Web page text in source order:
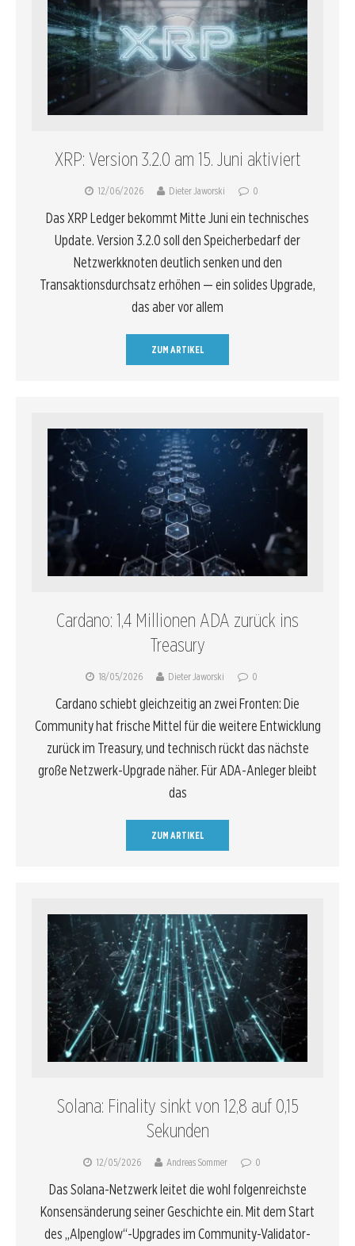
XRP: Version 3.2.0 am 15. Juni aktiviert
12/06/2026 Dieter Jaworski 0
Das XRP Ledger bekommt Mitte Juni ein technisches
Update. Version 3.2.0 soll den Speicherbedarf der
Netzwerkknoten deutlich senken und den
Transaktionsdurchsatz erhöhen — ein solides Upgrade,
das aber vor allem
ZUM ARTIKEL
Cardano: 1,4 Millionen ADA zurück ins
Treasury
18/05/2026 Dieter Jaworski 0
Cardano schiebt gleichzeitig an zwei Fronten: Die
Community hat frische Mittel für die weitere Entwicklung
zurück im Treasury, und technisch rückt das nächste
große Netzwerk-Upgrade näher. Für ADA-Anleger bleibt
das
ZUM ARTIKEL
Solana: Finality sinkt von 12,8 auf 0,15
Sekunden
12/05/2026 Andreas Sommer 0
Das Solana-Netzwerk leitet die wohl folgenreichste
Konsensänderung seiner Geschichte ein. Mit dem Start
des „Alpenglow“-Upgrades im Community-Validator-